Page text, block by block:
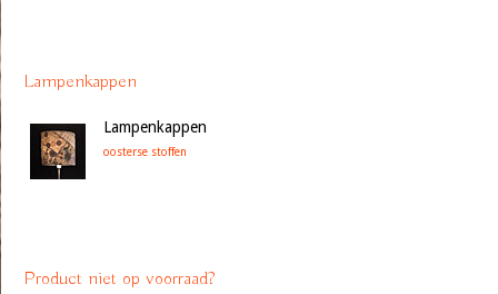
Lampenkappen
Lampenkappen
oosterse stoffen
Product niet op voorraad?